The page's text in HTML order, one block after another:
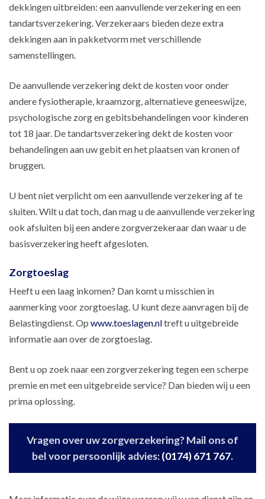
dekkingen uitbreiden: een aanvullende verzekering en een
tandartsverzekering. Verzekeraars bieden deze extra
dekkingen aan in pakketvorm met verschillende
samenstellingen.
De aanvullende verzekering dekt de kosten voor onder
andere fysiotherapie, kraamzorg, alternatieve geneeswijze,
psychologische zorg en gebitsbehandelingen voor kinderen
tot 18 jaar. De tandartsverzekering dekt de kosten voor
behandelingen aan uw gebit en het plaatsen van kronen of
bruggen.
U bent niet verplicht om een aanvullende verzekering af te
sluiten. Wilt u dat toch, dan mag u de aanvullende verzekering
ook afsluiten bij een andere zorgverzekeraar dan waar u de
basisverzekering heeft afgesloten.
Zorgtoeslag
Heeft u een laag inkomen? Dan komt u misschien in
aanmerking voor zorgtoeslag. U kunt deze aanvragen bij de
Belastingdienst. Op www.toeslagen.nltreft u uitgebreide
informatie aan over de zorgtoeslag.
Bent u op zoek naar een zorgverzekering tegen een scherpe
premie en met een uitgebreide service? Dan bieden wij u een
prima oplossing.
Vragen over uw zorgverzekering? Mail ons of
bel voor persoonlijk advies:(0174) 671 767.